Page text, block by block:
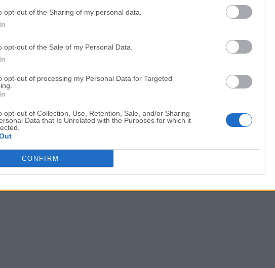
opt-out of the Sharing of my personal data.
opt-out of the Sale of my Personal Data.
opt-out of processing my Personal Data for Targeted
opt-out of Collection, Use, Retention, Sale, and/or Sharing
Data that Is Unrelated with the Purposes for which it
CONFIRM
OKX - Buy Bitcoin or Ethereum
Adobe Acrobat Pro 2026.001.21771
Malwarebytes 5.25.2 TradingView - Track All Markets
CleanMyMac X 5.2.10 AdGuard VPN for Mac 2.9.0
Software más Populares »